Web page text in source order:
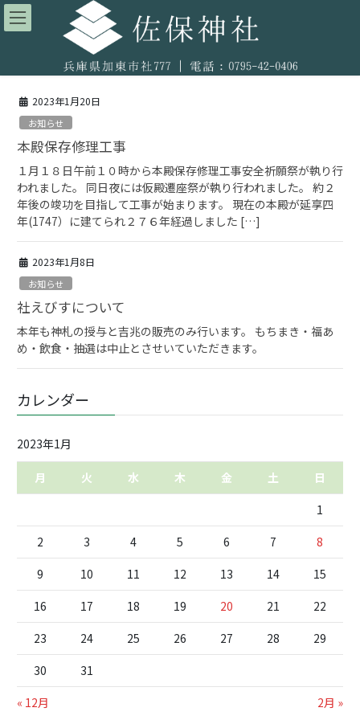
コ
ン
ツ
ナ
ビ
シ
2023年1月20日
お知らせ
本殿保存修理工事
１月１８日午前１０時から本殿保存修理工事安全祈願祭が執り行
われました。 同日夜には仮殿遷座祭が執り行われました。 約２
年後の竣功を目指して工事が始まります。 現在の本殿が延享四
年(1747）に建てられ２７６年経過しました […]
2023年1月8日
お知らせ
社えびすについて
本年も神札の授与と吉兆の販売のみ行います。 もちまき・福あ
め・飲食・抽選は中止とさせいていただきます。
カレンダー
2023年1月
月 火 水 木 金 土
日
1
2
3 4 5 6 7
8
9
10 11 12 13 14
15
16
17 18 19 20 21
22
23
24 25 26 27 28
29
30
31
« 12月 2月 »